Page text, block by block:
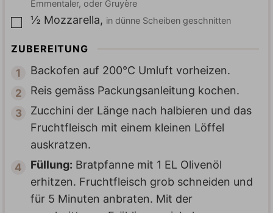
Emmentaler, oder Gruyère
▢
½ Mozzarella, in dünne Scheiben geschnitten
ZUBEREITUNG
Backofen auf 200°C Umluft vorheizen.
Reis gemäss Packungsanleitung kochen.
Zucchini der Länge nach halbieren und das
Fruchtfleisch mit einem kleinen Löffel
auskratzen.
Füllung: Bratpfanne mit 1 EL Olivenöl
erhitzen. Fruchtfleisch grob schneiden und
für 5 Minuten anbraten. Mit der